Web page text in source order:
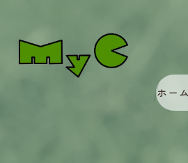
ホーム